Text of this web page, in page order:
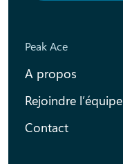
Peak Ace
A propos
Rejoindre l’équipe
Contact